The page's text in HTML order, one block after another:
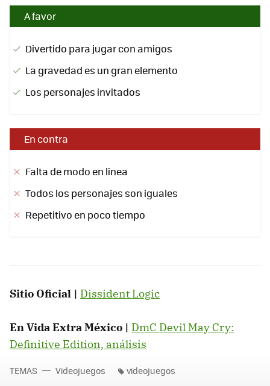
A favor
Divertido para jugar con amigos
La gravedad es un gran elemento
Los personajes invitados
En contra
Falta de modo en linea
Todos los personajes son iguales
Repetitivo en poco tiempo
Sitio Oficial | Dissident Logic
En Vida Extra México | DmC Devil May Cry:
Definitive Edition, análisis
TEMAS Videojuegos videojuegos